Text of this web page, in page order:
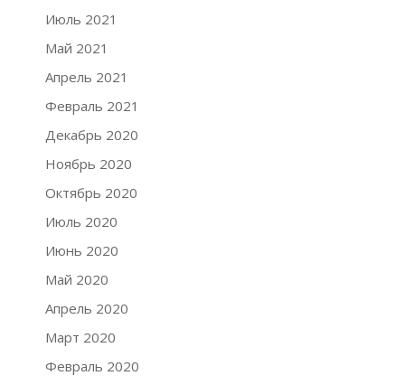
Июль 2021
Май 2021
Апрель 2021
Февраль 2021
Декабрь 2020
Ноябрь 2020
Октябрь 2020
Июль 2020
Июнь 2020
Май 2020
Апрель 2020
Март 2020
Февраль 2020